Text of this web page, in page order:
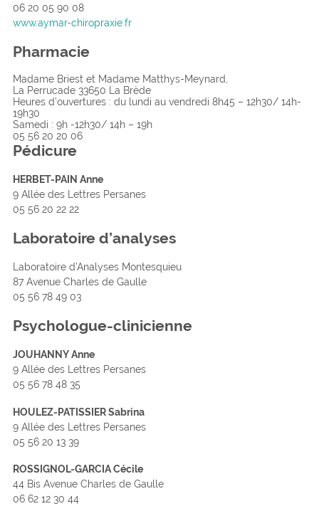
06 20 05 90 08
www.aymar-chiropraxie.fr
Pharmacie
Madame Briest et Madame Matthys-Meynard,
La Perrucade 33650 La Brède
Heures d’ouvertures : du lundi au vendredi 8h45 – 12h30/ 14h-
19h30
Samedi : 9h -12h30/ 14h – 19h
05 56 20 20 06
Pédicure
HERBET-PAIN Anne
9 Allée des Lettres Persanes
05 56 20 22 22
Laboratoire d’analyses
Laboratoire d’Analyses Montesquieu
87 Avenue Charles de Gaulle
05 56 78 49 03
Psychologue-clinicienne
JOUHANNY Anne
9 Allée des Lettres Persanes
05 56 78 48 35
HOULEZ-PATISSIER Sabrina
9 Allée des Lettres Persanes
05 56 20 13 39
ROSSIGNOL-GARCIA Cécile
44 Bis Avenue Charles de Gaulle
06 62 12 30 44